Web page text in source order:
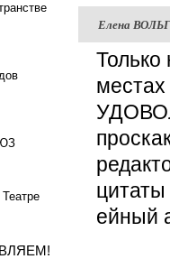
Елена
Только
ейный